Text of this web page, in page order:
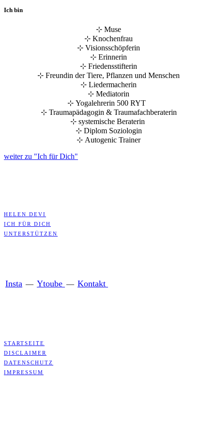
Ich bin
⊹ Muse
⊹ Knochenfrau
⊹ Visionsschöpferin
⊹ Erinnerin
⊹ Friedensstifterin
⊹ Freundin der Tiere, Pflanzen und Menschen
⊹ Liedermacherin
⊹ Mediatorin
⊹ Yogalehrerin 500 RYT
⊹ Traumapädagogin & Traumafachberaterin
⊹ systemische Beraterin
⊹ Diplom Soziologin
⊹ Autogenic Trainer
weiter zu "Ich für Dich"
HELEN DEVI
ICH FÜR DICH
UNTERSTÜTZEN
Insta — Ytoube — Kontakt
STARTSEITE
DISCLAIMER
DATENSCHUTZ
IMPRESSUM